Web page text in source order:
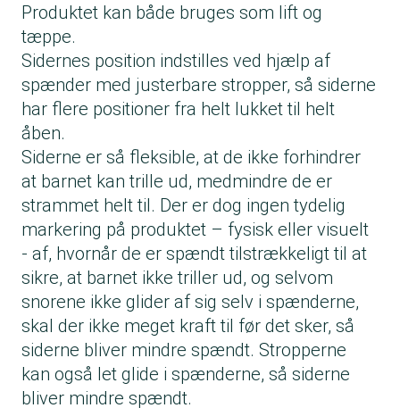
Produktet kan både bruges som lift og
tæppe.
Sidernes position indstilles ved hjælp af
spænder med justerbare stropper, så siderne
har flere positioner fra helt lukket til helt
åben.
Siderne er så fleksible, at de ikke forhindrer
at barnet kan trille ud, medmindre de er
strammet helt til. Der er dog ingen tydelig
markering på produktet – fysisk eller visuelt
- af, hvornår de er spændt tilstrækkeligt til at
sikre, at barnet ikke triller ud, og selvom
snorene ikke glider af sig selv i spænderne,
skal der ikke meget kraft til før det sker, så
siderne bliver mindre spændt. Stropperne
kan også let glide i spænderne, så siderne
bliver mindre spændt.